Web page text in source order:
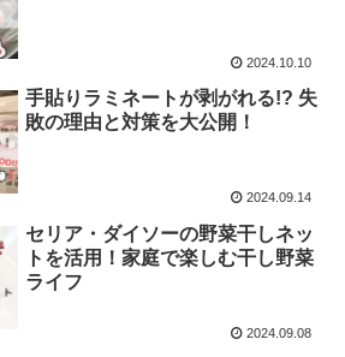
2024.10.10
手貼りラミネートが剥がれる!? 失
敗の理由と対策を大公開！
2024.09.14
セリア・ダイソーの野菜干しネッ
トを活用！家庭で楽しむ干し野菜
ライフ
2024.09.08